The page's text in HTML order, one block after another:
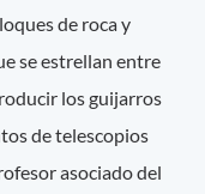
de roca y
se estrellan entre
los guijarros
de telescopios
asociado del